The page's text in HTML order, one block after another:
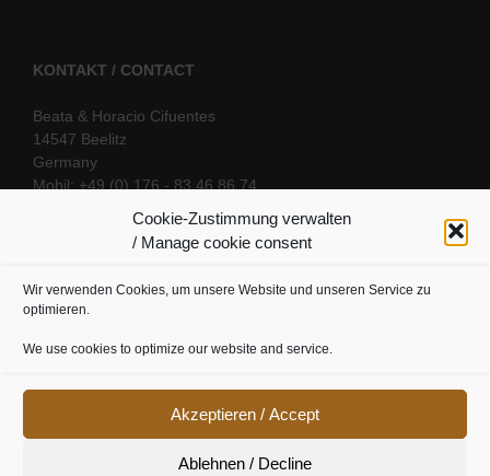
Cookie-Zustimmung verwalten
/ Manage cookie consent
Wir verwenden Cookies, um unsere Website und unseren Service zu
optimieren.
We use cookies to optimize our website and service.
Akzeptieren / Accept
Ablehnen / Decline
KONTAKT / CONTACT
Beata & Horacio Cifuentes
14547 Beelitz
Germany
Mobil: +49 (0) 176 - 83 46 86 74
SOCIAL LINKS